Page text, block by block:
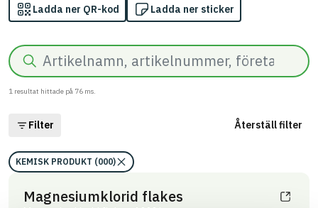
Ladda ner QR-kod Ladda ner sticker
Sök
1 resultat hittade på 76 ms.
Filter Återställ filter
KEMISK PRODUKT (000)
Magnesiumklorid flakes